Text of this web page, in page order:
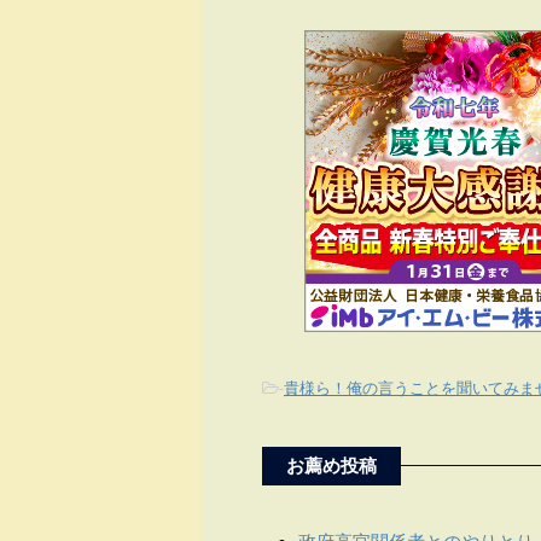
-貴様ら！俺の言うことを聞いてみま
お薦め投稿